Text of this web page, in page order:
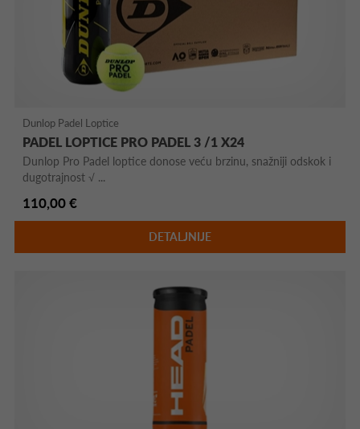
Dunlop Padel Loptice
PADEL LOPTICE PRO PADEL 3 /1 X24
Dunlop Pro Padel loptice donose veću brzinu, snažniji odskok i
dugotrajnost √ ...
110,00 €
DETALJNIJE